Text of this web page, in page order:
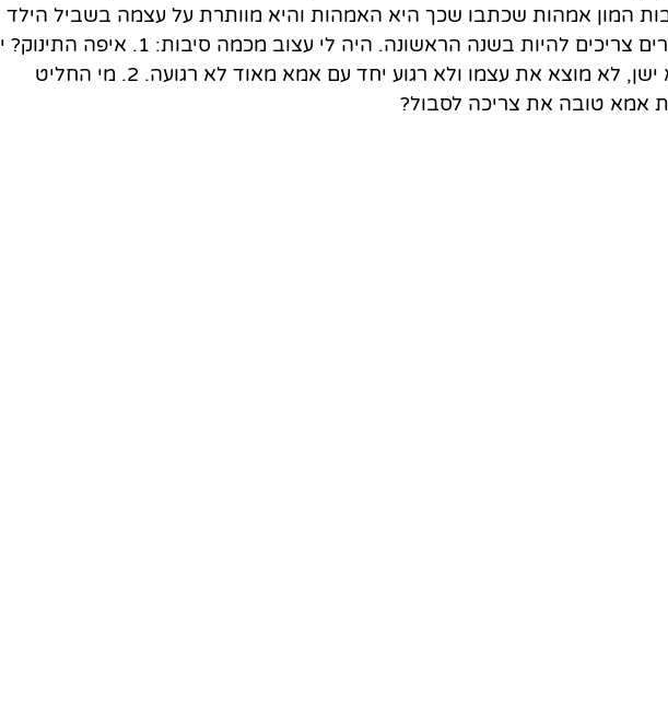
המון אמהות שכתבו שכך היא האמהות והיא מוותרת על עצמה בשביל הילד
שלה וכך הדברים צריכים להיות בשנה הראשונה. היה לי עצוב מכמה סיבות: 1.
פה תינוק שלא ישן, לא מוצא את עצמו ולא רגוע יחד עם אמא מאוד לא רגועה. 2. מי החליט
אמא טובה את צריכה לסבול?